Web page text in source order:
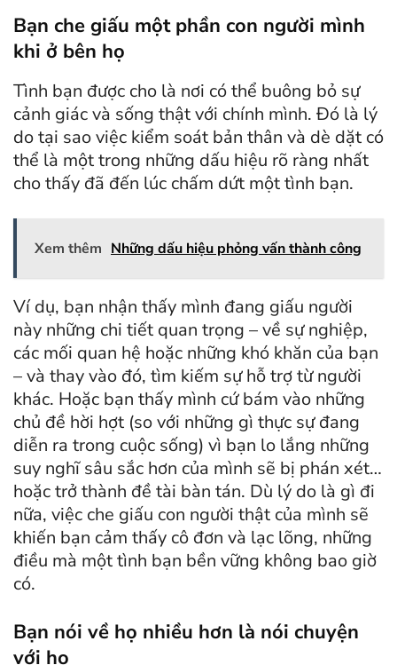
Bạn che giấu một phần con người mình
khi ở bên họ
Tình bạn được cho là nơi có thể buông bỏ sự
cảnh giác và sống thật với chính mình. Đó là lý
do tại sao việc kiểm soát bản thân và dè dặt có
thể là một trong những dấu hiệu rõ ràng nhất
cho thấy đã đến lúc chấm dứt một tình bạn.
Xem thêm Những dấu hiệu phỏng vấn thành công
Ví dụ, bạn nhận thấy mình đang giấu người
này những chi tiết quan trọng – về sự nghiệp,
các mối quan hệ hoặc những khó khăn của bạn
– và thay vào đó, tìm kiếm sự hỗ trợ từ người
khác. Hoặc bạn thấy mình cứ bám vào những
chủ đề hời hợt (so với những gì thực sự đang
diễn ra trong cuộc sống) vì bạn lo lắng những
suy nghĩ sâu sắc hơn của mình sẽ bị phán xét…
hoặc trở thành đề tài bàn tán. Dù lý do là gì đi
nữa, việc che giấu con người thật của mình sẽ
khiến bạn cảm thấy cô đơn và lạc lõng, những
điều mà một tình bạn bền vững không bao giờ
có.
Bạn nói về họ nhiều hơn là nói chuyện
với họ